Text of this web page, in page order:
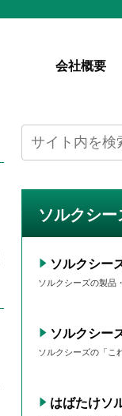
会社概要
ソルクシー
ソルクシー
ソルクシーズの製品
ソルクシー
ソルクシーズの「こ
はばたけソ